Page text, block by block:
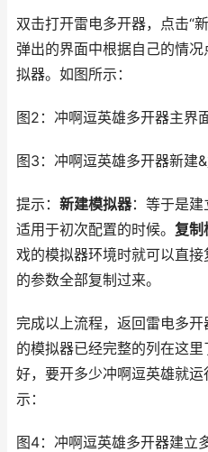
双击打开雷电多开器，点击“
弹出的界面中根据自己的情
拟器。如图所示：
图2：冲啊逗英雄多开器主界
图3：冲啊逗英雄多开器新建
提示： 新建模拟器：等于是建
适用于初次配置的时候。 复制
戏的模拟器环境时就可以直
的参数全部复制过来。
完成以上流程，返回雷电多
的模拟器已经完整的列在这
好，要开多少冲啊逗英雄就
示：
图4：冲啊逗英雄多开器建立